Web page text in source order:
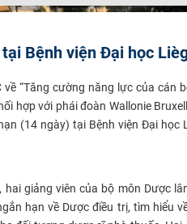
Bệnh viện Đại học
“Tăng cường năng lực của cán
hợp với phái đoàn Wallonie
(14 ngày) tại Bệnh viện Đại
giảng viên của bộ môn Dược
hạn về Dược điều trị, tìm hiểu